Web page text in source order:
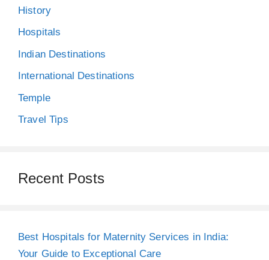
History
Hospitals
Indian Destinations
International Destinations
Temple
Travel Tips
Recent Posts
Best Hospitals for Maternity Services in India:
Your Guide to Exceptional Care